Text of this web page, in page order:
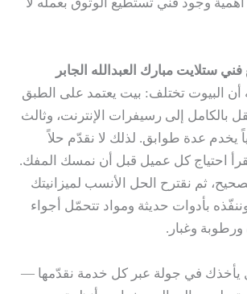
فني ستلايت مبارك العبدالله الجابر
أن البيوت تختلف: بيت يعتمد على الطبق
بالكامل إلى رسيفرات الإنترنت، وثالث
يخدم عدة طوابق. لذلك لا نقدّم حلاً
احتياج كل عميل قبل أن نمسك المفك.
ثم نقترح الحل الأنسب لميزانيتك
بأدوات حديثة ومواد تتحمّل أجواء
وغبار.
يأخذك في جولة عبر كل خدمة نقدّمها —